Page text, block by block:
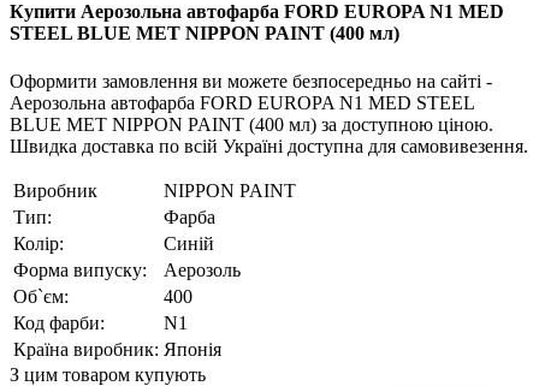
Купити Аерозольна автофарба FORD EUROPA N1 MED
STEEL BLUE MET NIPPON PAINT (400 мл)
Оформити замовлення ви можете безпосередньо на сайті -
Аерозольна автофарба FORD EUROPA N1 MED STEEL
BLUE MET NIPPON PAINT (400 мл) за доступною ціною.
Швидка доставка по всій Україні доступна для самовивезення.
Виробник
NIPPON PAINT
Тип:
Фарба
Колір:
Синій
Форма випуску:
Аерозоль
Об`єм:
400
Код фарби:
N1
Країна виробник: Японія
З цим товаром купують